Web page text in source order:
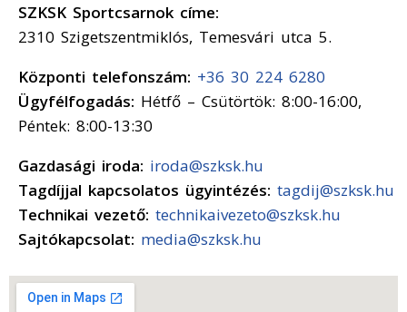
SZKSK Sportcsarnok címe:
2310 Szigetszentmiklós, Temesvári utca 5.
Központi telefonszám: +36 30 224 6280
Ügyfélfogadás: Hétfő – Csütörtök: 8:00-16:00,
Péntek: 8:00-13:30
Gazdasági iroda: iroda@szksk.hu
Tagdíjjal kapcsolatos ügyintézés: tagdij@szksk.hu
Technikai vezető: technikaivezeto@szksk.hu
Sajtókapcsolat: media@szksk.hu